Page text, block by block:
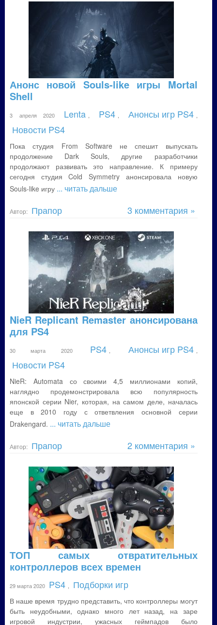
Анонс новой Souls-like игры Mortal
Shell
3 апреля 2020 Lenta PS4 Анонсы игр PS4
Новости PS4
Пока студия From Software не спешит выпускать
продолжение Dark Souls, другие разработчики
продолжают развивать это направление. К примеру
сегодня студия Cold Symmetry анонсировала новую
Souls-like игру ... читать дальше
Автор: Прапор 3 комментария »
NieR Replicant Remaster анонсирована
для PS4
30 марта 2020 PS4 Анонсы игр PS4
Новости PS4
NieR: Automata со своими 4,5 миллионами копий,
наглядно продемонстрировала всю популярность
японской серии Nier, которая, на самом деле, началась
еще в 2010 году с ответвления основной серии
Drakengard. ... читать дальше
Автор: Прапор 2 комментария »
ТОП самых отвратительных
контроллеров всех времен
29 марта 2020 PS4 Подборки игр
В наше время трудно представить, что контроллеры могут
быть неудобными, однако много лет назад, на заре
игровой индустрии, ужасных геймпадов было